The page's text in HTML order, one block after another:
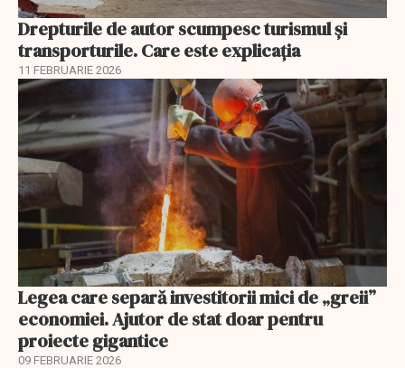
Drepturile de autor scumpesc turismul și
transporturile. Care este explicația
11 FEBRUARIE 2026
Legea care separă investitorii mici de „greii”
economiei. Ajutor de stat doar pentru
proiecte gigantice
09 FEBRUARIE 2026